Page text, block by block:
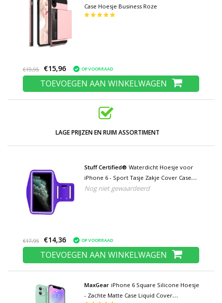
Case Hoesje Business Roze
€19,95 €15,96 OP VOORRAAD
TOEVOEGEN AAN WINKELWAGEN
LAGE PRIJZEN EN RUIM ASSORTIMENT
Stuff Certified® Waterdicht Hoesje voor
iPhone 6 - Sport Tasje Zakje Cover Case
Armband Jogging Hard Lopen Paars
Nog niet gewaardeerd
€17,95 €14,36 OP VOORRAAD
TOEVOEGEN AAN WINKELWAGEN
MaxGear iPhone 6 Square Silicone Hoesje
- Zachte Matte Case Liquid Cover